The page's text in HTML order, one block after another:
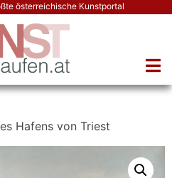
österreichische Kunstportal
Hafens von Triest